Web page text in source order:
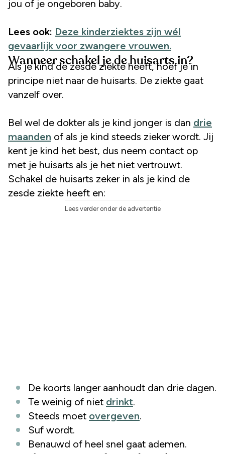
jou of je ongeboren baby.
Lees ook: Deze kinderziektes zijn wél
gevaarlijk voor zwangere vrouwen.
Wanneer schakel je de huisarts in?
Als je kind de zesde ziekte heeft, hoef je in
principe niet naar de huisarts. De ziekte gaat
vanzelf over.
Bel wel de dokter als je kind jonger is dan drie
maanden of als je kind steeds zieker wordt. Jij
kent je kind het best, dus neem contact op
met je huisarts als je het niet vertrouwt.
Schakel de huisarts zeker in als je kind de
zesde ziekte heeft en:
Lees verder onder de advertentie
De koorts langer aanhoudt dan drie dagen.
Te weinig of niet drinkt.
Steeds moet overgeven.
Suf wordt.
Benauwd of heel snel gaat ademen.